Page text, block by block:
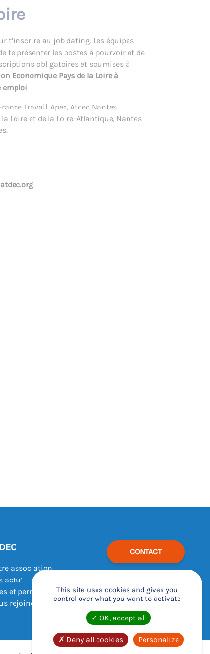
t’inscrire au job dating. Les équipes
te présenter les postes à pourvoir et de
obligatoires et soumises à
Economique Pays de la Loire à
emploi
Travail, Apec, Atdec Nantes
Loire et de la Loire-Atlantique, Nantes
association
actu’
et permanences
rejoindre
CONTACT
This site uses cookies and gives you
control over what you want to activate
OK, accept all
Deny all cookies Personalize